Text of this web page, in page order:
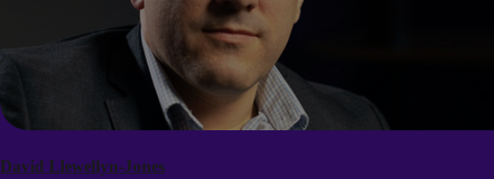
David Llewellyn-Jones